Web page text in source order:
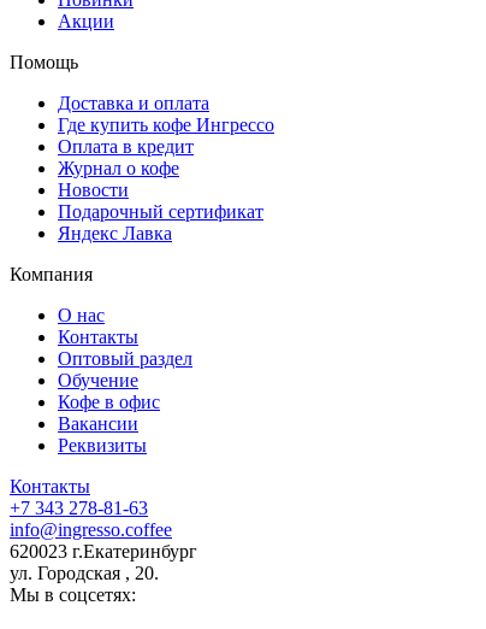
Акции
Помощь
Доставка и оплата
Где купить кофе Ингрессо
Оплата в кредит
Журнал о кофе
Новости
Подарочный сертификат
Яндекс Лавка
Компания
О нас
Контакты
Оптовый раздел
Обучение
Кофе в офис
Вакансии
Реквизиты
Контакты
+7 343 278-81-63
info@ingresso.coffee
620023 г.Екатеринбург
ул. Городская , 20.
Мы в соцсетях: